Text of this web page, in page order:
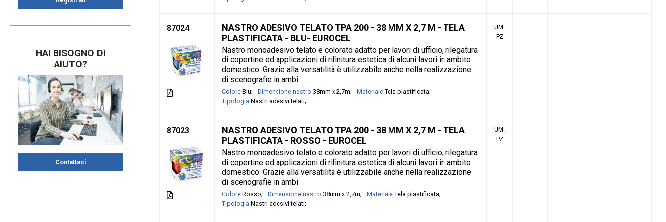
HAI BISOGNO DI
AIUTO?
Contattaci
87024
NASTRO ADESIVO TELATO TPA 200 - 38 MM X 2,7 M - TELA
PLASTIFICATA - BLU- EUROCEL
Nastro monoadesivo telato e colorato adatto per lavori di ufficio, rilegatura
di copertine ed applicazioni di rifinitura estetica di alcuni lavori in ambito
domestico. Grazie alla versatilità è utilizzabile anche nella realizzazione
di scenografie in ambi
Colore Blu Dimensione nastro 38mm x 2,7m Materiale Tela plastificata
Tipologia Nastri adesivi telati
UM.
PZ
87023
NASTRO ADESIVO TELATO TPA 200 - 38 MM X 2,7 M - TELA
PLASTIFICATA - ROSSO - EUROCEL
Nastro monoadesivo telato e colorato adatto per lavori di ufficio, rilegatura
di copertine ed applicazioni di rifinitura estetica di alcuni lavori in ambito
domestico. Grazie alla versatilità è utilizzabile anche nella realizzazione
di scenografie in ambi
Colore Rosso Dimensione nastro 38mm x 2,7m Materiale Tela plastificata
Tipologia Nastri adesivi telati
UM.
PZ